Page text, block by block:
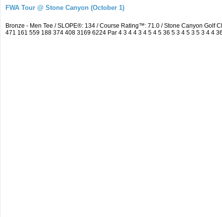
FWA Tour @ Stone Canyon (October 1)
Bronze - Men Tee / SLOPE®: 134 / Course Rating™: 71.0 / Stone Canyon Golf
471 161 559 188 374 408 3169 6224 Par 4 3 4 4 3 4 5 4 5 36 5 3 4 5 3 5 3 4 4